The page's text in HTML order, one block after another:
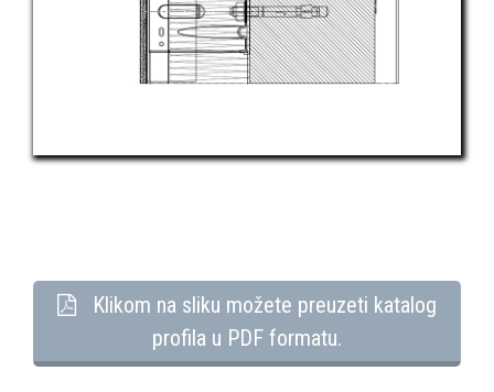
Klikom na sliku možete preuzeti katalog
profila u PDF formatu.